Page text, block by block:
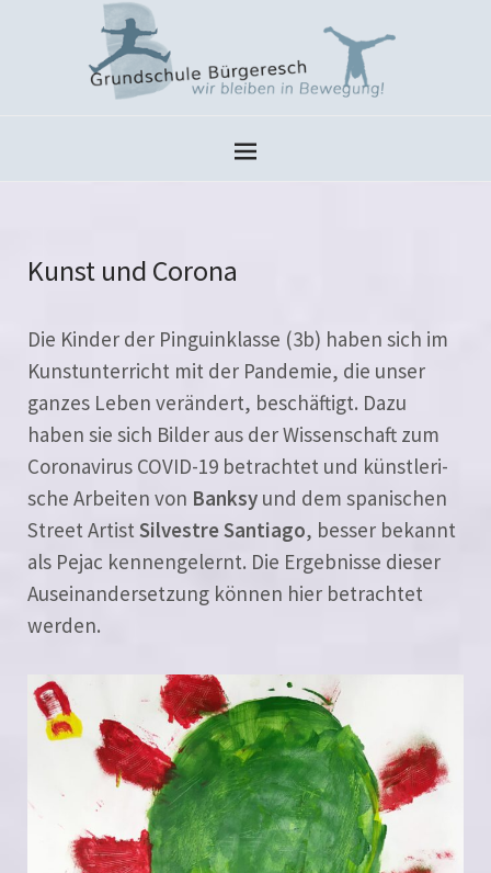
Kunst und Corona
Die Kinder der Pinguinklasse (3b) haben sich im
Kunstunterricht mit der Pandemie, die unser
gan­zes Leben ver­än­dert, beschäf­tigt. Dazu
haben sie sich Bilder aus der Wissenschaft zum
Coronavirus COVID-19 betrach­tet und künst­le­ri­
sche Arbeiten von Banksy und dem spa­ni­schen
Street Artist Silvestre Santiago, bes­ser bekannt
als Pejac ken­nen­ge­lernt. Die Ergebnisse die­ser
Auseinandersetzung kön­nen hier betrach­tet
werden.